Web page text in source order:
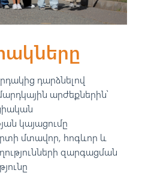
դարձնելով
արժեքներին՝
կայացումը
մտավոր, հոգևոր և
զարգացման